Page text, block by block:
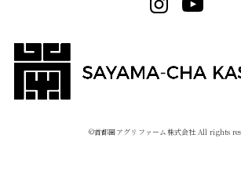
©︎首都圏アグリファーム株式会社 All rights